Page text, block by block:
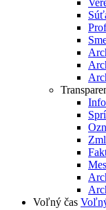
Voľný čas